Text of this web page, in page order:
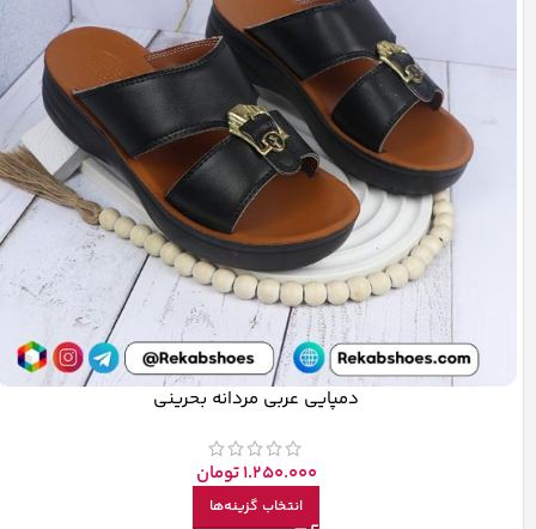
دمپایی عربی مردانه بحرینی
1.250.000تومان
انتخاب گزینه‌ها